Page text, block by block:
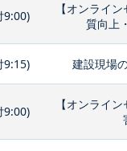
9:00)
【オンライ
質向上
9:15) 建設現場
9:00)
【オンライ